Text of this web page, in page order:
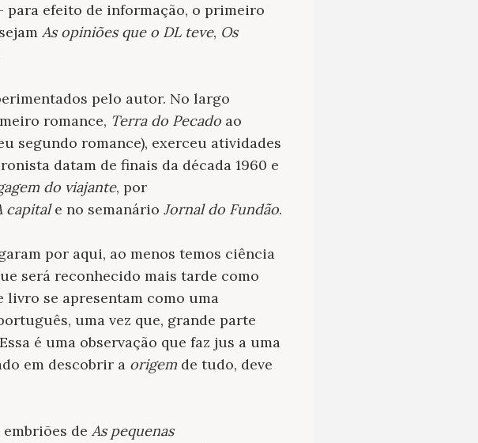
efeito de informação, o primeiro
As opiniões que o DL teve, Os
pelo autor. No largo
romance, Terra do Pecado ao
segundo romance), exerceu atividades
datam de finais da década 1960 e
do viajante, por
capitale no semanário Jornal do Fundão.
por aqui, ao menos temos ciência
será reconhecido mais tarde como
livro se apresentam como uma
, uma vez que, grande parte
é uma observação que faz jus a uma
em descobrir a origem de tudo, deve
de As pequenas